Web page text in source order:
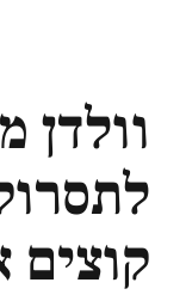
וולדן
קוצים